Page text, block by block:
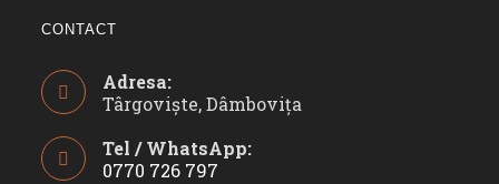
CONTACT
Adresa:
Târgoviște, Dâmbovița
Tel / WhatsApp:
0770 726 797